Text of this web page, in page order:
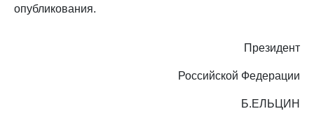
опубликования.
Президент
Российской Федерации
Б.ЕЛЬЦИН